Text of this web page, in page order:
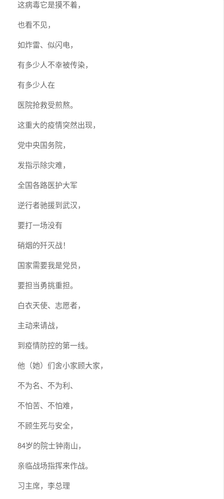
这病毒它是摸不着，
也看不见，
如炸雷、似闪电，
有多少人不幸被传染，
有多少人在
医院抢救受煎熬。
这重大的疫情突然出现，
党中央国务院，
发指示除灾难，
全国各路医护大军
逆行者驰援到武汉，
要打一场没有
硝烟的歼灭战！
国家需要我是党员，
要担当勇挑重担。
白衣天使、志愿者，
主动来请战，
到疫情防控的第一线。
他（她）们舍小家顾大家，
不为名、不为利、
不怕苦、不怕难，
不顾生死与安全，
84岁的院士钟南山，
亲临战场指挥来作战。
习主席，李总理